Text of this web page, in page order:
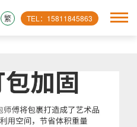
TEL：15811845863
繁